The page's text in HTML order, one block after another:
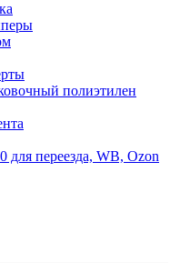
полиэтилен
для переезда, WB, Ozon